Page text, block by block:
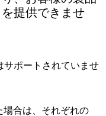
提供できませ
サポートされていませ
合は、それぞれの